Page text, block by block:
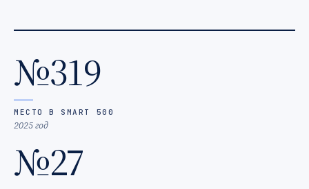
№319
МЕСТО В SMART 500
2025 год
№27